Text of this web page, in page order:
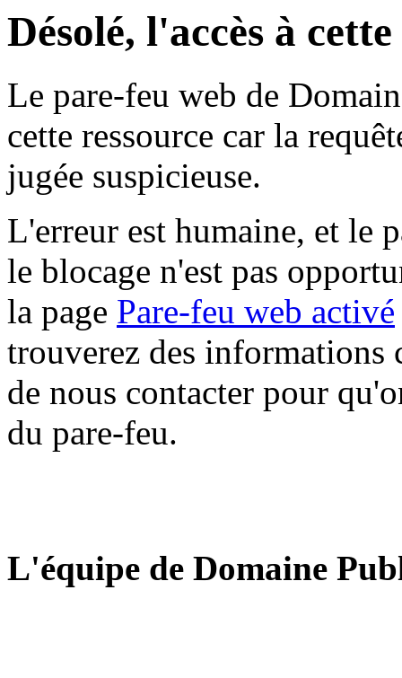
Désolé, l'accès à
Le pare-feu web de
cette ressource car la
jugée suspicieuse.
L'erreur est humaine, et le
le blocage n'est pas
la page Pare-feu web activé
trouverez des informations
de nous contacter pour
du pare-feu.
L'équipe de Domaine